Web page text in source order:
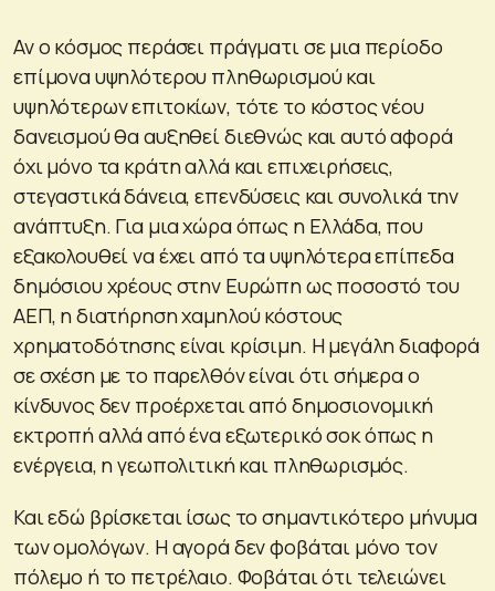
Αν ο κόσμος περάσει πράγματι σε μια περίοδο
επίμονα υψηλότερου πληθωρισμού και
υψηλότερων επιτοκίων, τότε το κόστος νέου
δανεισμού θα αυξηθεί διεθνώς και αυτό αφορά
όχι μόνο τα κράτη αλλά και επιχειρήσεις,
στεγαστικά δάνεια, επενδύσεις και συνολικά την
ανάπτυξη. Για μια χώρα όπως η Ελλάδα, που
εξακολουθεί να έχει από τα υψηλότερα επίπεδα
δημόσιου χρέους στην Ευρώπη ως ποσοστό του
ΑΕΠ, η διατήρηση χαμηλού κόστους
χρηματοδότησης είναι κρίσιμη. Η μεγάλη διαφορά
σε σχέση με το παρελθόν είναι ότι σήμερα ο
κίνδυνος δεν προέρχεται από δημοσιονομική
εκτροπή αλλά από ένα εξωτερικό σοκ όπως η
ενέργεια, η γεωπολιτική και πληθωρισμός.
Και εδώ βρίσκεται ίσως το σημαντικότερο μήνυμα
των ομολόγων. Η αγορά δεν φοβάται μόνο τον
πόλεμο ή το πετρέλαιο. Φοβάται ότι τελειώνει